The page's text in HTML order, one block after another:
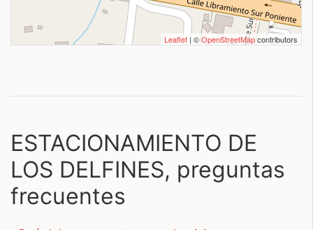
Leaflet | ©OpenStreetMapcontributors
ESTACIONAMIENTO DE
LOS DELFINES, preguntas
frecuentes